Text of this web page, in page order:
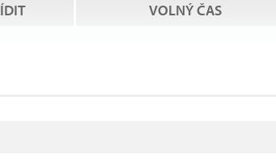
VOLNÝ ČAS